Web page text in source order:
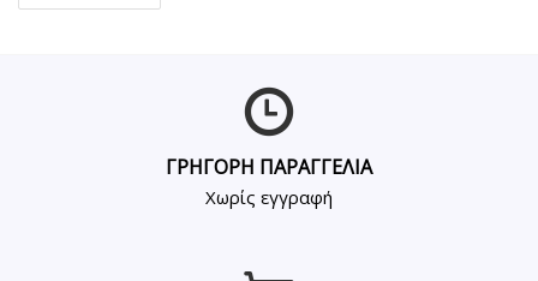
ΓΡΗΓΟΡΗ ΠΑΡΑΓΓΕΛΙΑ
Χωρίς εγγραφή